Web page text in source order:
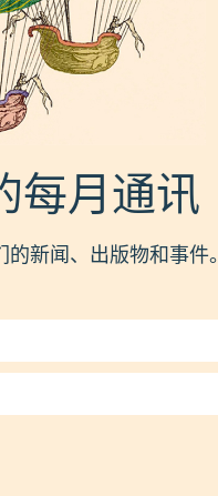
每月通讯
的新闻、出版物和事件。